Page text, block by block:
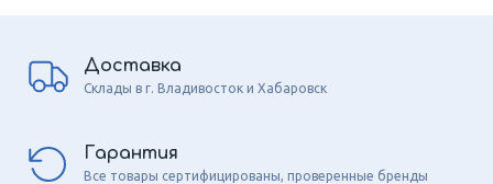
Доставка
Склады в г. Владивосток и Хабаровск
Гарантия
Все товары сертифицированы, проверенные бренды